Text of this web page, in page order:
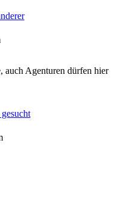
auch Agenturen dürfen hier